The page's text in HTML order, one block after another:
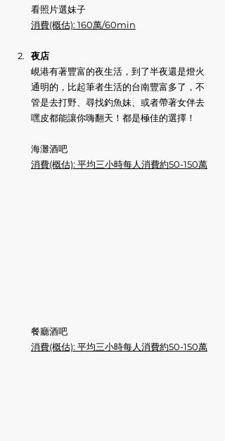
看照片選妹子
消費(概估): 160萬/60min
夜店
峴港有著豐富的夜生活，到了半夜還是燈火
通明的，比起筆者生活的台南豐富多了，不
管是去打野、尋找釣魚妹、或者帶著女伴去
嘿皮都能讓你嗨翻天！都是極佳的選擇！
海灘酒吧
消費(概估): 平均三小時每人消費約50-150萬
餐廳酒吧
消費(概估): 平均三小時每人消費約50-150萬